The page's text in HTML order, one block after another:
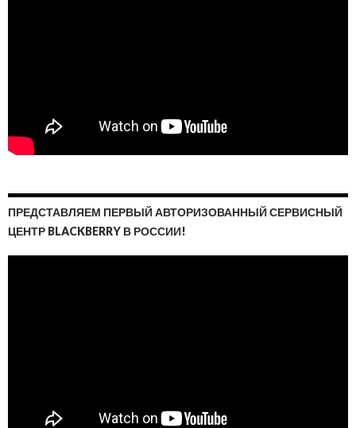
ПРЕДСТАВЛЯЕМ ПЕРВЫЙ АВТОРИЗОВАННЫЙ СЕРВИСНЫЙ
ЦЕНТР BLACKBERRY В РОССИИ!